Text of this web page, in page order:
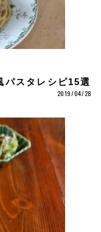
パスタレシピ15選
2019/04/28